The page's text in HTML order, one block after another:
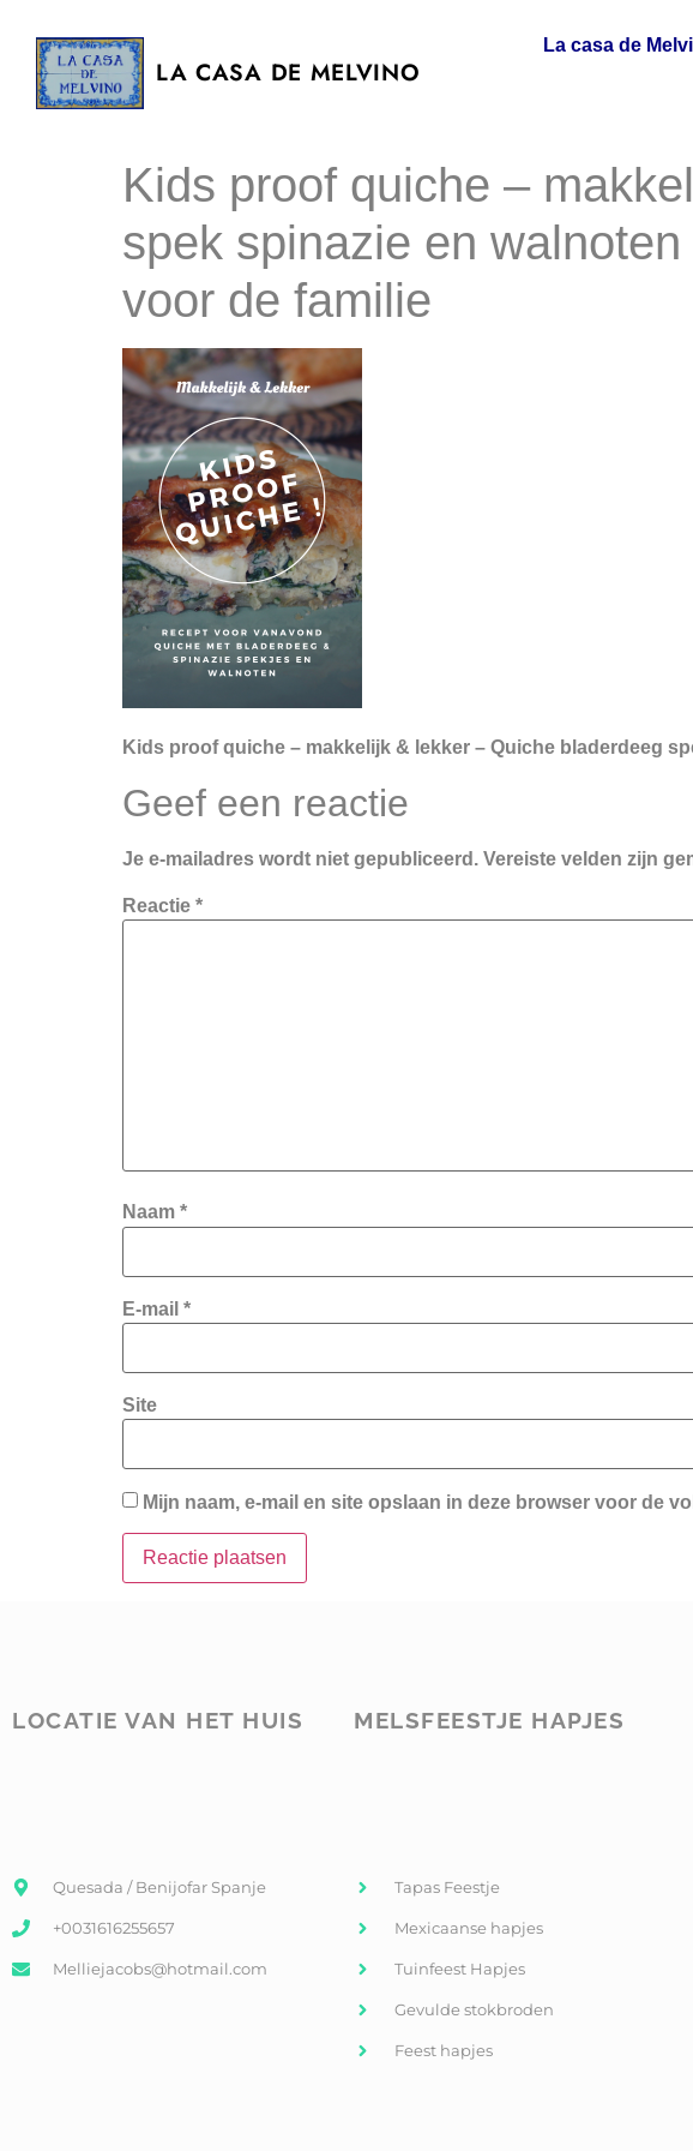
LA CASA DE MELVINO
La casa de
Kids proof quiche –
spek spinazie en
voor de familie
Kids proof quiche – makkelijk & lekker – Quiche bladerdeeg
Geef een reactie
Je e-mailadres wordt niet gepubliceerd. Vereiste velden zijn
Reactie *
Naam *
E-mail *
Site
Mijn naam, e-mail en site opslaan in deze browser voor de
LOCATIE VAN HET HUIS
Quesada / Benijofar Spanje
+0031616255657
Melliejacobs@hotmail.com
MELSFEESTJE HAPJES
Tapas Feestje
Mexicaanse hapjes
Tuinfeest Hapjes
Gevulde stokbroden
Feest hapjes